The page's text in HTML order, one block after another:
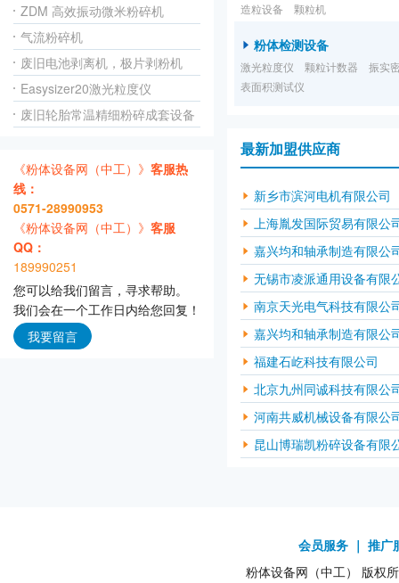
ZDM 高效振动微米粉碎机
气流粉碎机
废旧电池剥离机，极片剥粉机
Easysizer20激光粒度仪
废旧轮胎常温精细粉碎成套设备
《粉体设备网（中工）》 客服热
线：
0571-28990953
《粉体设备网（中工）》 客服
QQ：
189990251
您可以给我们留言，寻求帮助。
我们会在一个工作日内给您回复！
我要留言
造粒设备 颗粒机
粉体检测设备
激光粒度仪 颗粒计数器
振实
表面积测试仪
最新加盟供应商
新乡市滨河电机有限公司
上海胤发国际贸易有限公
嘉兴均和轴承制造有限公
无锡市凌派通用设备有限
南京天光电气科技有限公
嘉兴均和轴承制造有限公
福建石屹科技有限公司
北京九州同诚科技有限公
河南共威机械设备有限公
昆山博瑞凯粉碎设备有限
会员服务 ｜ 推广
粉体设备网（中工） 版权